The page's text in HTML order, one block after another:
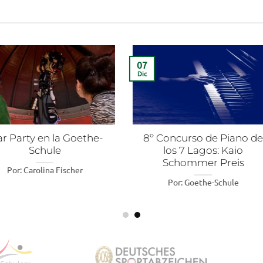
Concurso de Piano de
los 7 Lagos: Kaio
Schommer Preis
Feria Artesanal
2023
Por: Goethe-Schule
04
Dic